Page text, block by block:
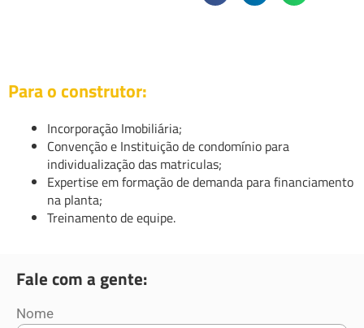
Para o construtor:
Incorporação Imobiliária;
Convenção e Instituição de condomínio para
individualização das matriculas;
Expertise em formação de demanda para financiamento
na planta;
Treinamento de equipe.
Fale com a gente:
Nome